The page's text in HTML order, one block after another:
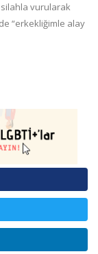
silahla vurularak
“erkekliğimle alay